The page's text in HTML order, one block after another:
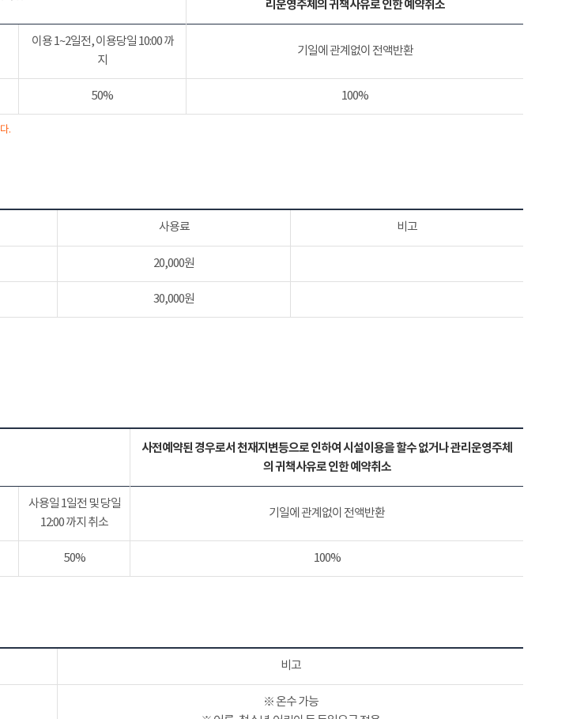
리운영주체의 귀책사유로 인한 예약취소
이용 1~2일전, 이용당일 10:00 까
지
기일에 관계없이 전액반환
50% 100%
.
사용료 비고
20,000원
30,000원
사전예약된 경우로서 천재지변등으로 인하여 시설이용을 할수 없거나 관리운영주체
의 귀책사유로 인한 예약취소
사용일 1일전 및 당일
12:00 까지 취소
기일에 관계없이 전액반환
50% 100%
비고
※ 온수 가능